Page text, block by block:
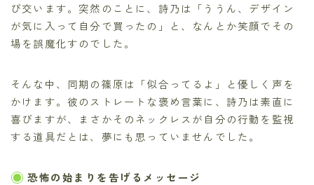
び交います。突然のことに、詩乃は「ううん、デザイン
が気に入って自分で買ったの」と、なんとか笑顔でその
場を誤魔化すのでした。
そんな中、同期の篠原は「似合ってるよ」と優しく声を
かけます。彼のストレートな褒め言葉に、詩乃は素直に
喜びますが、まさかそのネックレスが自分の行動を監視
する道具だとは、夢にも思っていませんでした。
恐怖の始まりを告げるメッセージ